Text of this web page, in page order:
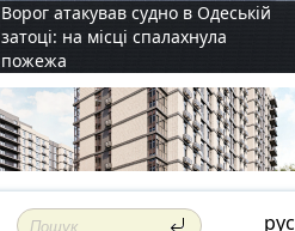
Ворог атакував судно в Одеській
затоці: на місці спалахнула
пожежа
рус